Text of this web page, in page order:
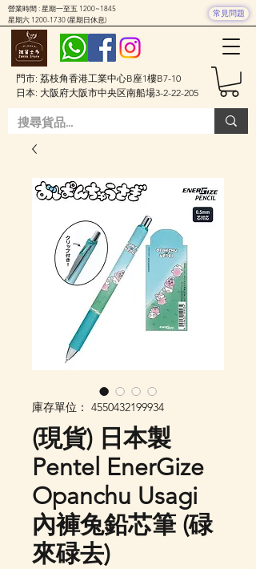
門市: 荔枝角香港工業中心B座1樓B7-10
日本: 大阪府大阪市中央区南船場3-2-22-205
營業時間 : 星期一至五 1200~1845
星期六 1200-1730(星期日休息)
常見問題
庫存單位： 4550432199934
(現貨) 日本製
Pentel EnerGize
Opanchu Usagi
內褲兔鉛芯筆 (碌
來碌去)